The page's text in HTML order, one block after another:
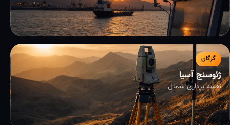
گرگان
ژئوسنج آسیا
نقشه برداری شمال